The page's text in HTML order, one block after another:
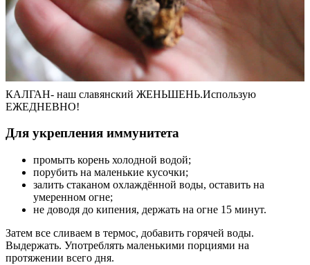
КАЛГАН- наш славянский ЖЕНЬШЕНЬ.Использую
ЕЖЕДНЕВНО!
Для укрепления иммунитета
промыть корень холодной водой;
порубить на маленькие кусочки;
залить стаканом охлаждённой воды, оставить на
умеренном огне;
не доводя до кипения, держать на огне 15 минут.
Затем все сливаем в термос, добавить горячей воды.
Выдержать. Употреблять маленькими порциями на
протяжении всего дня.